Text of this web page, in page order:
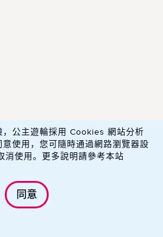
公司臺灣分公司 Carnival PLC, Taiwan
Branch.
號．旅行業品保協會會員編號 北 2783 號
公主遊輪採用 Cookies 網站分析
使用，您可隨時通過網路瀏覽器設
消使用。更多說明請參考本站
同意